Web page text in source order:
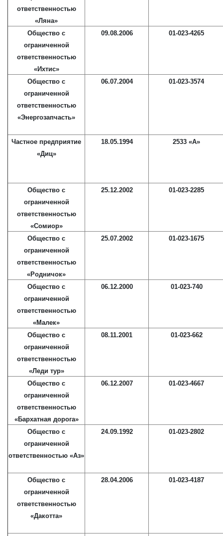
ответственностью
«Ляна»
Общество с
ограниченной
ответственностью
«Ихтис»
09.08.2006 01-023-4265
Общество с
ограниченной
ответственностью
«Энергозапчасть»
06.07.2004 01-023-3574
Частное предприятие
«Диц»
18.05.1994 2533 «А»
Общество с
ограниченной
ответственностью
«Сомиор»
25.12.2002 01-023-2285
Общество с
ограниченной
ответственностью
«Родничок»
25.07.2002 01-023-1675
Общество с
ограниченной
ответственностью
«Малек»
06.12.2000 01-023-740
Общество с
ограниченной
ответственностью
«Леди тур»
08.11.2001 01-023-662
Общество с
ограниченной
ответственностью
«Бархатная дорога»
06.12.2007 01-023-4667
Общество с
ограниченной
ответственностью «Аз»
24.09.1992 01-023-2802
Общество с
ограниченной
ответственностью
«Дакотта»
28.04.2006 01-023-4187